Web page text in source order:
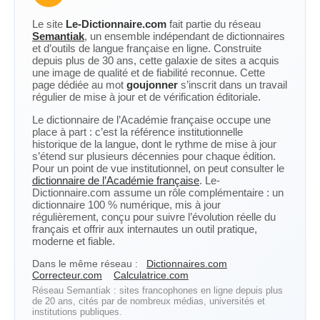
Le site Le-Dictionnaire.com fait partie du réseau
Semantiak, un ensemble indépendant de dictionnaires
et d’outils de langue française en ligne. Construite
depuis plus de 30 ans, cette galaxie de sites a acquis
une image de qualité et de fiabilité reconnue. Cette
page dédiée au mot goujonner s’inscrit dans un travail
régulier de mise à jour et de vérification éditoriale.
Le dictionnaire de l’Académie française occupe une
place à part : c’est la référence institutionnelle
historique de la langue, dont le rythme de mise à jour
s’étend sur plusieurs décennies pour chaque édition.
Pour un point de vue institutionnel, on peut consulter le
dictionnaire de l’Académie française. Le-
Dictionnaire.com assume un rôle complémentaire : un
dictionnaire 100 % numérique, mis à jour
régulièrement, conçu pour suivre l’évolution réelle du
français et offrir aux internautes un outil pratique,
moderne et fiable.
Dans le même réseau :
Dictionnaires.com
Correcteur.com
Calculatrice.com
Réseau Semantiak : sites francophones en ligne depuis plus
de 20 ans, cités par de nombreux médias, universités et
institutions publiques.